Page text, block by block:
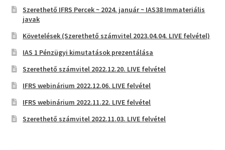
Szerethető IFRS Percek ~ 2024. január ~ IAS38 Immateriális
javak
Követelések (Szerethető számvitel 2023.04.04. LIVE felvétel)
IAS 1 Pénzügyi kimutatások prezentálása
Szerethető számvitel 2022.12.20. LIVE felvétel
IFRS webinárium 2022.12.06. LIVE felvétel
IFRS webinárium 2022.11.22. LIVE felvétel
Szerethető számvitel 2022.11.03. LIVE felvétel